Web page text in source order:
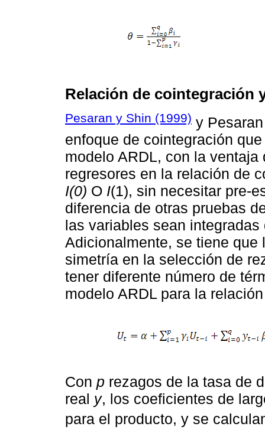
Relación de cointegración
Pesaran y Shin (1999) y
enfoque de cointegración
modelo ARDL, con la
regresores en la relación de
I(0) O I(1), sin necesitar pre-
diferencia de otras pruebas
las variables sean
Adicionalmente, se tiene que
simetría en la selección de
tener diferente número de
modelo ARDL para la
Con p rezagos de la tasa de
real y, los coeficientes de
para el producto, y se